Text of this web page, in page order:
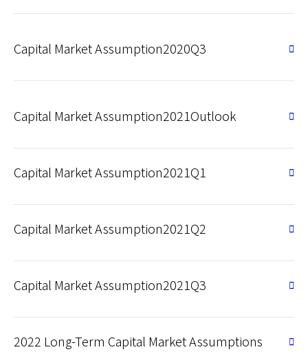
Capital Market Assumption2020Q3
Capital Market Assumption2021Outlook
Capital Market Assumption2021Q1
Capital Market Assumption2021Q2
Capital Market Assumption2021Q3
2022 Long-Term Capital Market Assumptions